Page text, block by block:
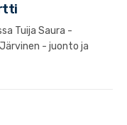
Tuija Saura -
- juonto ja